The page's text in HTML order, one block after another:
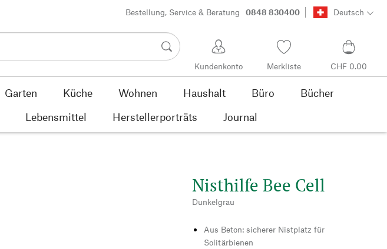
Bestellung, Service & Beratung 0848 830400 Deutsch
Kundenkonto Merkliste CHF 0.00
Garten Küche Wohnen Haushalt Büro
Bücher
Lebensmittel Herstellerporträts Journal
Nisthilfe Bee Cell
Dunkelgrau
Aus Beton: sicherer Nistplatz für
Solitärbienen